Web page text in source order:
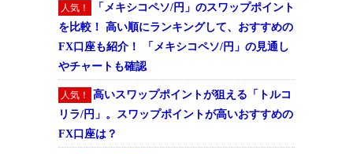
人気！
「メキシコペソ/円」のスワップポイント
を比較！ 高い順にランキングして、おすすめの
FX口座も紹介！ 「メキシコペソ/円」の見通し
やチャートも確認
人気！
高いスワップポイントが狙える「トルコ
リラ/円」。スワップポイントが高いおすすめの
FX口座は？